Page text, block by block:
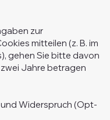
zur
mitteilen (z. B. im
gehen Sie bitte davon
Jahre betragen
Widerspruch (Opt-